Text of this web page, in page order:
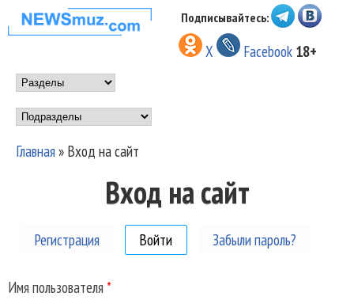
Перейти к основному
содержанию
НОВОСТИ
МУЗЫКИ И
ШОУ БИЗНЕСА
NEWSMUZ.COM
Подписывайтесь:
X Facebook 18+
Main menu
Подразделы
Вы здесь
Главная» Вход на сайт
Вход на сайт
Регистрация Войти (активная вкладка)
Забыли пароль?
Имя пользователя *